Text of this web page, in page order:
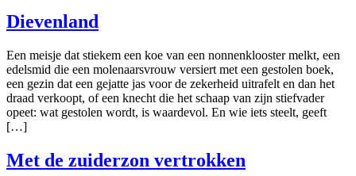
Dievenland
Een meisje dat stiekem een koe van een nonnenklooster melkt, een
edelsmid die een molenaarsvrouw versiert met een gestolen boek,
een gezin dat een gejatte jas voor de zekerheid uitrafelt en dan het
draad verkoopt, of een knecht die het schaap van zijn stiefvader
opeet: wat gestolen wordt, is waardevol. En wie iets steelt, geeft
[…]
Met de zuiderzon vertrokken